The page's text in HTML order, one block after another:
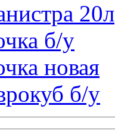
20л
б/у
новая
б/у